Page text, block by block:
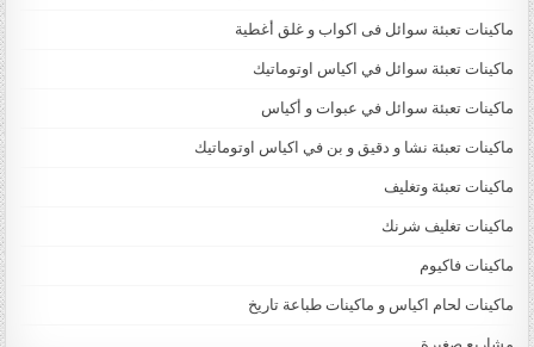
ماكينات تعبئة سوائل فى اكواب و غلق أغطية
ماكينات تعبئة سوائل في اكياس اوتوماتيك
ماكينات تعبئة سوائل في عبوات و أكياس
ماكينات تعبئة نشا و دقيق و بن في اكياس اوتوماتيك
ماكينات تعبئة وتغليف
ماكينات تغليف شرنك
ماكينات فاكيوم
ماكينات لحام اكياس و ماكينات طباعة تاريخ